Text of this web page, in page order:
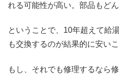
れる可能性が高い。部品もど
ということで、10年超えて給
も交換するのが結果的に安い
もし、それでも修理するなら